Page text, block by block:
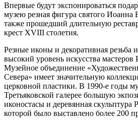
Впервые будут экспонироваться
музею резная фигура святого Иоанна
также прошедший длительную
крест ХVIII столетия.
Резные иконы и декоративная резьба
высокий уровень искусства мастеров
Музейное объединение
Севера» имеет значительную
церковной пластики. В 1990-е годы
Третьяковской галерее большую
иконостасы и деревянная скульптура
которой было выставлено более 200